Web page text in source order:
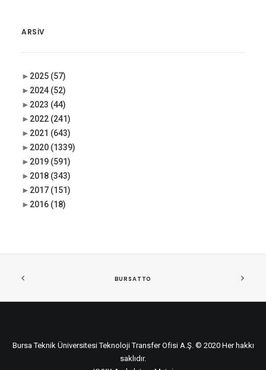
ARSIV
► 2025 (57)
► 2024 (52)
► 2023 (44)
► 2022 (241)
► 2021 (643)
► 2020 (1339)
► 2019 (591)
► 2018 (343)
► 2017 (151)
► 2016 (18)
BURSATTO
Bursa Teknik Üniversitesi Teknoloji Transfer Ofisi A.Ş. © 2020 Her hakkı
saklıdır.